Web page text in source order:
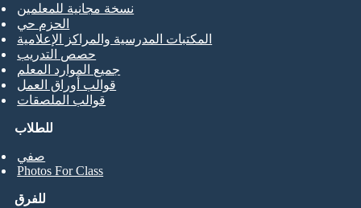
للطلاب
صفي
Photos For Class
نسخة مجانية للمعلمين
الحزم حي
المكتبات المدرسية والمراكز الإعلامية
حصص التدريب
جميع الموارد المعلم
قوالب أوراق العمل
قوالب الملصقات
للفرق